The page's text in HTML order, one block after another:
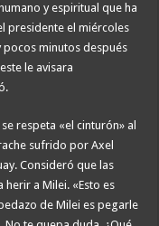
y espiritual que ha
presidente el miércoles
minutos después
le avisara
respeta «el cinturón» al
sufrido por Axel
Consideró que las
a Milei. «Esto es
de Milei es pegarle